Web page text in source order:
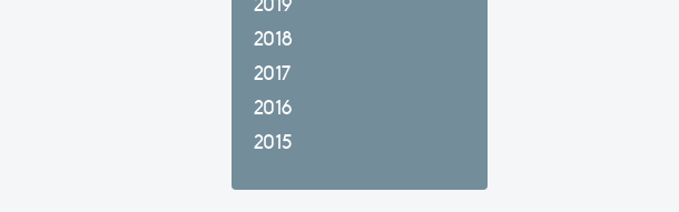
2018
2017
2016
2015